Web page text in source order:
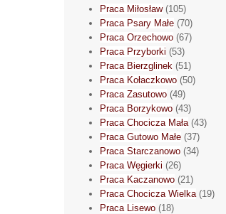
Praca Miłosław(105)
Praca Psary Małe (70)
Praca Orzechowo (67)
Praca Przyborki (53)
Praca Bierzglinek (51)
Praca Kołaczkowo (50)
Praca Zasutowo (49)
Praca Borzykowo (43)
Praca Chocicza Mała(43)
Praca Gutowo Małe (37)
Praca Starczanowo (34)
Praca Węgierki (26)
Praca Kaczanowo (21)
Praca Chocicza Wielka(19)
Praca Lisewo (18)